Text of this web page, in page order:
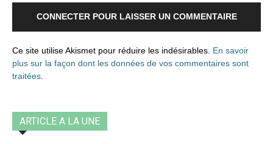
CONNECTER POUR LAISSER UN COMMENTAIRE
Ce site utilise Akismet pour réduire les indésirables. En savoir
plus sur la façon dont les données de vos commentaires sont
traitées.
ARTICLE A LA UNE